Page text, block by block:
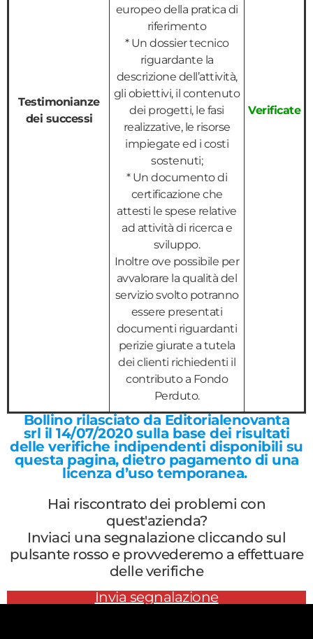
Testimonianze
dei successi
europeo della pratica di
riferimento
* Un dossier tecnico
riguardante la
descrizione dell’attività,
gli obiettivi, il contenuto
dei progetti, le fasi
realizzative, le risorse
impiegate ed i costi
sostenuti;
* Un documento di
certificazione che
attesti le spese relative
ad attività di ricerca e
sviluppo.
Inoltre ove possibile per
avvalorare la qualità del
servizio svolto potranno
essere presentati
documenti riguardanti
perizie giurate a tutela
dei clienti richiedenti il
contributo a Fondo
Perduto.
Verificate
Bollino rilasciato da Editorialenovanta
srl il 14/07/2020 sulla base dei risultati
delle verifiche indipendenti disponibili su
questa pagina, dietro pagamento di una
licenza d’uso temporanea.
Hai riscontrato dei problemi con
quest'azienda?
Inviaci una segnalazione cliccando sul
pulsante rosso e provvederemo a effettuare
delle verifiche
Invia segnalazione